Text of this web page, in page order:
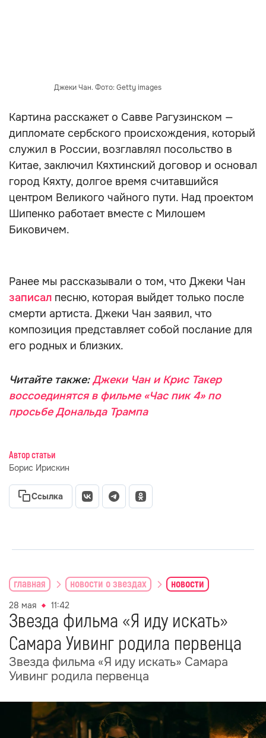
Джеки Чан. Фото: Getty images
Картина расскажет о Савве Рагузинском —
дипломате сербского происхождения, который
служил в России, возглавлял посольство в
Китае, заключил Кяхтинский договор и основал
город Кяхту, долгое время считавшийся
центром Великого чайного пути. Над проектом
Шипенко работает вместе с Милошем
Биковичем.
Ранее мы рассказывали о том, что Джеки Чан
записал песню, которая выйдет только после
смерти артиста. Джеки Чан заявил, что
композиция представляет собой послание для
его родных и близких.
Читайте также:Джеки Чан и Крис Такер
воссоединятся в фильме «Час пик 4» по
просьбе Дональда Трампа
Автор статьи
Борис Ирискин
Ссылка
главная новости о звездах новости
28 мая 11:42
Звезда фильма «Я иду искать»
Самара Уивинг родила первенца
Звезда фильма «Я иду искать» Самара
Уивинг родила первенца